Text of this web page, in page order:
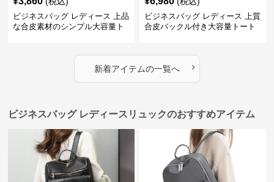
ビジネスバッグ レディース 上品
な合皮素材のシンプル大容量ト
ビジネスバッグ レディース 上質
合皮バックル付き大容量トート
新着アイテムの一覧へ ›
ビジネスバッグ レディースリュックのおすすめアイテム